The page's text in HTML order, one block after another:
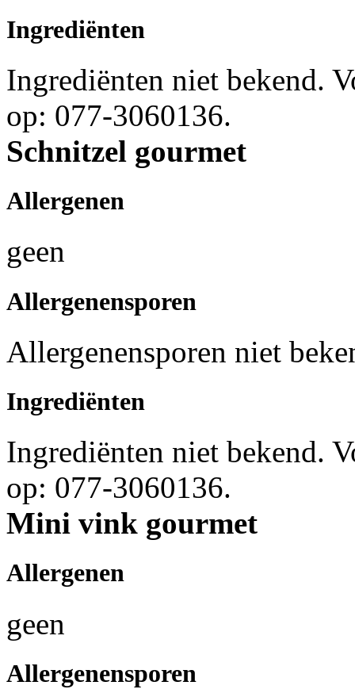
Ingrediënten
Ingrediënten niet bekend.
op: 077-3060136.
Schnitzel gourmet
Allergenen
geen
Allergenensporen
Allergenensporen niet
Ingrediënten
Ingrediënten niet bekend.
op: 077-3060136.
Mini vink gourmet
Allergenen
geen
Allergenensporen